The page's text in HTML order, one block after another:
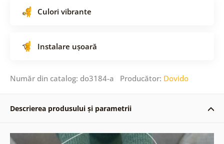
Culori vibrante
Instalare ușoară
Număr din catalog: do3184-a Producător: Dovido
Descrierea produsului și parametrii